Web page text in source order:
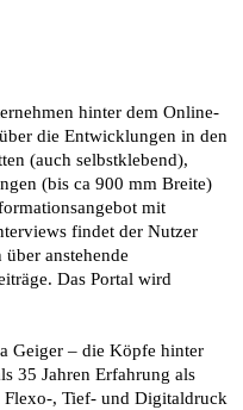
hinter dem Online-
die Entwicklungen in den
(auch selbstklebend),
(bis ca 900 mm Breite)
mit
findet der Nutzer
anstehende
Das Portal wird
Geiger – die Köpfe hinter
35 Jahren Erfahrung als
Flexo-, Tief- und Digitaldruck